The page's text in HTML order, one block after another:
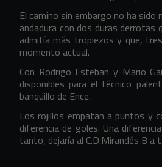
El camino sin embargo no ha
andadura con dos duras
admitía más tropiezos y que,
momento actual.
Con Rodrigo Esteban y Mario
disponibles para el técnico
banquillo de Ence.
Los rojillos empatan a puntos y
diferencia de goles. Una
tanto, dejaría al C.D.Mirandés B